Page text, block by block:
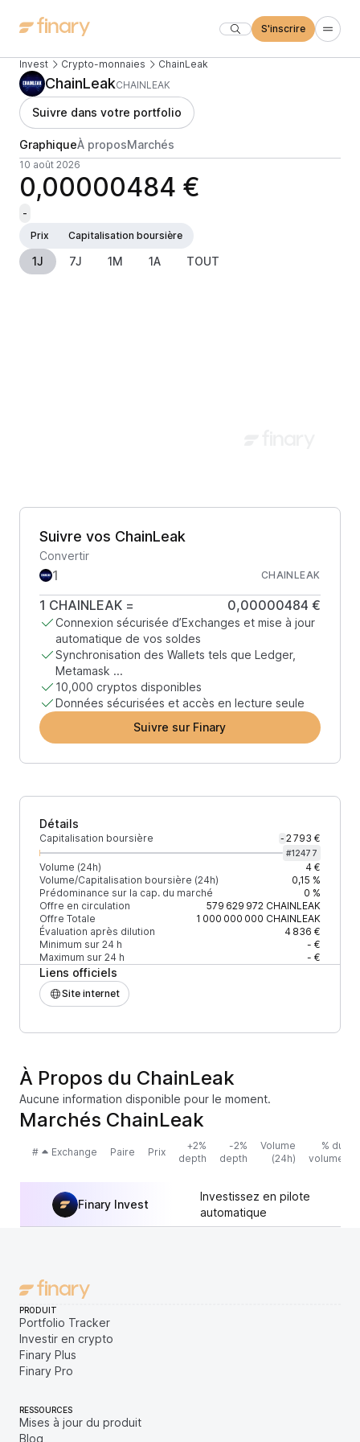
S'inscrire
Invest Crypto-monnaies ChainLeak
ChainLeakCHAINLEAK
Suivre dans votre portfolio
GraphiqueÀ proposMarchés
10 août 2026
0,00000484 €
-
Prix
Capitalisation boursière
1J 7J 1M 1A TOUT
Suivre vos ChainLeak
Convertir
CHAINLEAK
1 CHAINLEAK = 0,00000484 €
Connexion sécurisée d’Exchanges et mise à jour
automatique de vos soldes
Synchronisation des Wallets tels que Ledger,
Metamask ...
10,000 cryptos disponibles
Données sécurisées et accès en lecture seule
Suivre sur Finary
Détails
Capitalisation boursière - 2 793 €
#12477
Volume (24h)
4 €
Volume/Capitalisation boursière (24h)
0,15 %
Prédominance sur la cap. du marché
0 %
Offre en circulation
579 629 972CHAINLEAK
Offre Totale
1 000 000 000 CHAINLEAK
Évaluation après dilution
4 836 €
Minimum sur 24 h
- €
Maximum sur 24 h
- €
Liens officiels
Site internet
À Propos du ChainLeak
Aucune information disponible pour le moment.
Marchés ChainLeak
# Exchange Paire Prix
+2%
depth
-2%
depth
Volume
(24h)
% du
volume
Finary Invest
Investissez en pilote
automatique
PRODUIT
Portfolio Tracker
Investir en crypto
Finary Plus
Finary Pro
RESSOURCES
Mises à jour du produit
Blog